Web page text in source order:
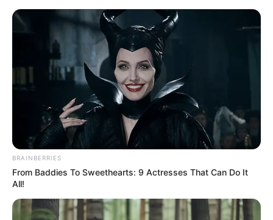
INSPIRASI
SERIES
NGAKAK
QUOTES
BRAINBERRIES
From Baddies To Sweethearts: 9 Actresses That Can Do It
All!